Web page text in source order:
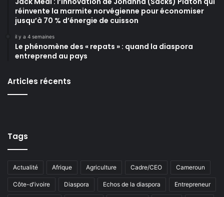
réinvente la marmite norvégienne pour économiser
jusqu’à 70 % d’énergie de cuisson
il y a 4 semaines
Le phénomène des « repats » : quand la diaspora
entreprend au pays
Articles récents
Tags
Actualité Afrique Agriculture Cadre/CEO Cameroun
Côte-d'ivoire Diaspora Echos de la diaspora Entrepreneur